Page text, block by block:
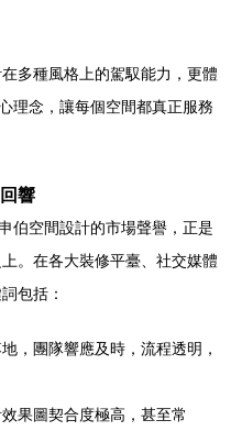
多種風格上的駕馭能力，更體
理念，讓每個空間都真正服務
響
伯空間設計的市場聲譽，正是
。在各大裝修平臺、社交媒體
包括：
，團隊響應及時，流程透明，
果圖契合度極高，甚至常